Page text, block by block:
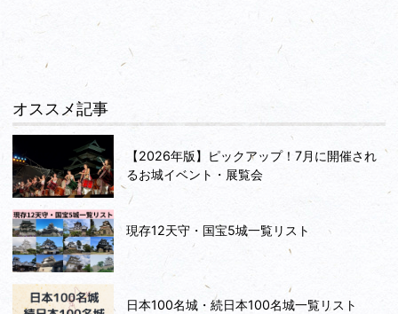
オススメ記事
【2026年版】ピックアップ！7月に開催され
るお城イベント・展覧会
現存12天守・国宝5城一覧リスト
日本100名城・続日本100名城一覧リスト